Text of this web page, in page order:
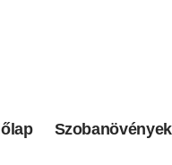
Szobanövények